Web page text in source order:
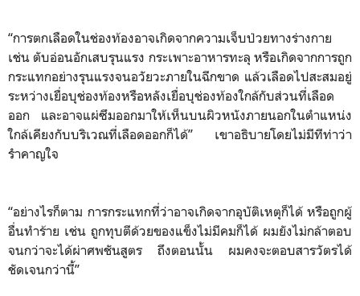
“การตกเลือดในช่องท้องอาจเกิดจากความเจ็บป่วยทางร่างกาย
เช่น ตับอ่อนอักเสบรุนแรง กระเพาะอาหารทะลุ หรือเกิดจากการถูก
กระแทกอย่างรุนแรงจนอวัยวะภายในฉีกขาด แล้วเลือดไปสะสมอยู่
ระหว่างเยื่อบุช่องท้องหรือหลังเยื่อบุช่องท้องใกล้กับส่วนที่เลือด
ออก และอาจแผ่ซึมออกมาให้เห็นบนผิวหนังภายนอกในตำแหน่ง
ใกล้เคียงกับบริเวณที่เลือดออกก็ได้” เขาอธิบายโดยไม่มีทีท่าว่า
รำคาญใจ
“อย่างไรก็ตาม การกระแทกที่ว่าอาจเกิดจากอุบัติเหตุก็ได้ หรือถูกผู้
อื่นทำร้าย เช่น ถูกทุบตีด้วยของแข็งไม่มีคมก็ได้ ผมยังไม่กล้าตอบ
จนกว่าจะได้ผ่าศพชันสูตร ถึงตอนนั้น ผมคงจะตอบสารวัตรได้
ชัดเจนกว่านี้”